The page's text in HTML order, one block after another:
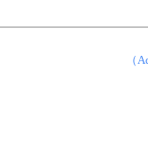
（